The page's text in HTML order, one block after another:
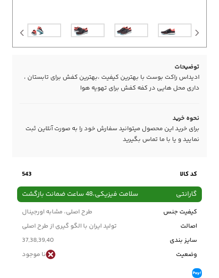
توضیحات
ادیداس راکت بوست با بهترین کیفیت ،بهترین کفش برای تابستان ،
داری محل هایی در کفه کفش برای تهویه هوا
نحوه خرید
برای خرید این محصول میتوانید سفارش خود را به صورت آنلاین ثبت
نمایید و یا با ما تماس بگیرید
کد کالا 543
گارانتی سلامت فیزیکی،48 ساعت ضمانت بازگشت
کیفیت جنس
طرح اصلی، مشابه اورجینال
اصالت
تولید ایران با الگو گیری از طرح اصلی
سایز بندی
37,38,39,40
وضعیت
نا موجود